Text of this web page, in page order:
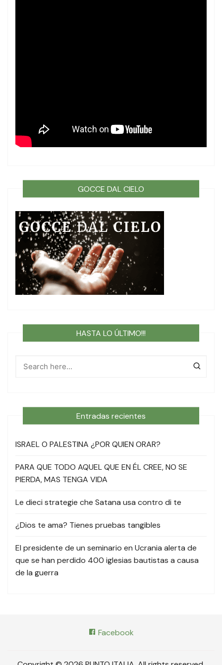
GOCCE DAL CIELO
HASTA LO ÚLTIMO!!!
Entradas recientes
ISRAEL O PALESTINA ¿POR QUIEN ORAR?
PARA QUE TODO AQUEL QUE EN ÉL CREE, NO SE
PIERDA, MAS TENGA VIDA
Le dieci strategie che Satana usa contro di te
¿Dios te ama? Tienes pruebas tangibles
El presidente de un seminario en Ucrania alerta de
que se han perdido 400 iglesias bautistas a causa
de la guerra
Facebook